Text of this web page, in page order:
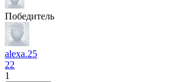
Победитель
alexa.25
22
1